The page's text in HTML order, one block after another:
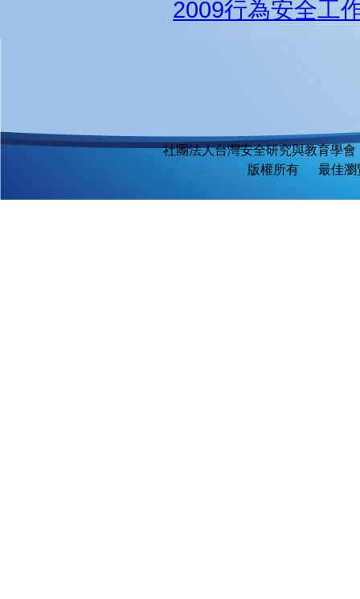
2009行為安全工
社團法人台灣安全研究與教育學會
版權所有 最佳瀏